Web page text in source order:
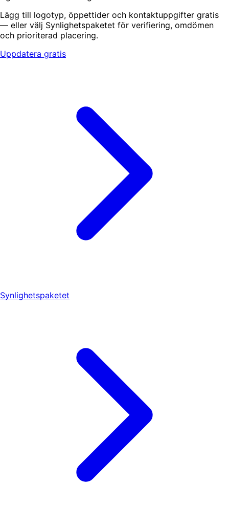
Lägg till logotyp, öppettider och kontaktuppgifter gratis
— eller välj Synlighetspaketet för verifiering, omdömen
och prioriterad placering.
Uppdatera gratis
Synlighetspaketet